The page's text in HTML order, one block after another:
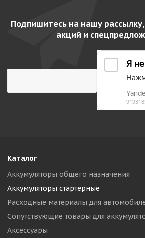
Подпишитесь на нашу рассылку,
акций и
Каталог
Аккумуляторы общего назначения
Аккумуляторы стартерные
Расходные материалы для
Сопутствующие товары для
Аксессуары